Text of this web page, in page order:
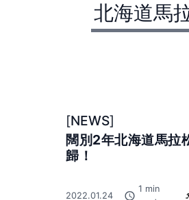
北海道馬
[NEWS]
闊別2年北海道馬拉
歸！
2022.01.24
1 min